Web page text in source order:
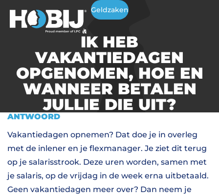
Geldzaken
IK HEB
VAKANTIEDAGEN
OPGENOMEN, HOE EN
WANNEER BETALEN
JULLIE DIE UIT?
ANTWOORD
Vakantiedagen opnemen? Dat doe je in overleg
met de inlener en je flexmanager. Je ziet dit terug
op je salarisstrook. Deze uren worden, samen met
je salaris, op de vrijdag in de week erna uitbetaald.
Geen vakantiedagen meer over? Dan neem je